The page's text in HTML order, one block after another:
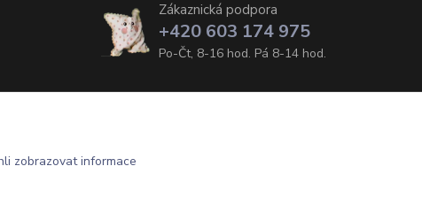
Zákaznická podpora
+420 603 174 975
Po-Čt, 8-16 hod. Pá 8-14 hod.
zobrazovat informace